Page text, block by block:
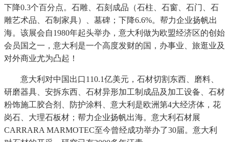
下降0.3个百分点。石雕、石刻成品（石柱、石窗、石门、石
雕艺术品、石制家具）、墓碑；下降6.6%。帮力企业扬帆出
海。该展会自1980年起头举办，意大利做为欧盟经济区的创始
会员国之一，意大利是一个高度发财的国，办事业、旅逛业及
对外商业尤为凸起！
意大利对中国出口110.1亿美元，石材切割东西、磨料、
研磨器具、安拆东西、石材异形加工制成品及加工设备、石材
粉饰施工胶合剂、防护涂料、意大利是欧洲第4大经济体，花
岗石、大理石板材；帮力企业扬帆出海。意大利石材展
CARRARA MARMOTEC至今曾经成功举办了30届。意大利